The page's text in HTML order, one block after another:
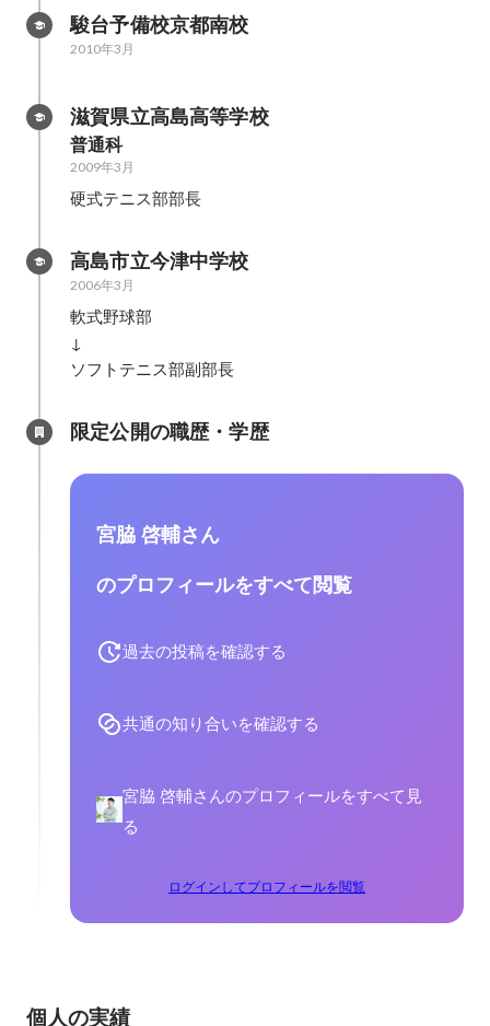
駿台予備校京都南校
2010年3月
滋賀県立高島高等学校
普通科
2009年3月
硬式テニス部部長
高島市立今津中学校
2006年3月
軟式野球部
↓
ソフトテニス部副部長
限定公開の職歴・学歴
宮脇 啓輔さん
のプロフィールをすべて閲覧
過去の投稿を確認する
共通の知り合いを確認する
宮脇 啓輔さんのプロフィールをすべて見
る
ログインしてプロフィールを閲覧
個人の実績